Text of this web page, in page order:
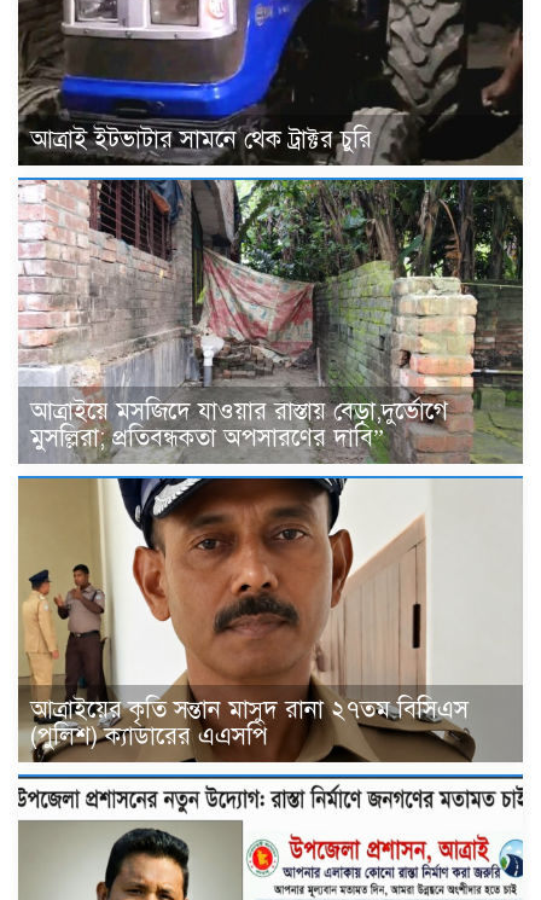
আত্রাই ইটভাটার সামনে থেক ট্রাক্টর চুরি
আত্রাইয়ে মসজিদে যাওয়ার রাস্তায় বেড়া,দুর্ভোগে
মুসল্লিরা; প্রতিবন্ধকতা অপসারণের দাবি”
আত্রাইয়ের কৃতি সন্তান মাসুদ রানা ২৭তম বিসিএস
(পুলিশ) ক্যাডারের এএসপি